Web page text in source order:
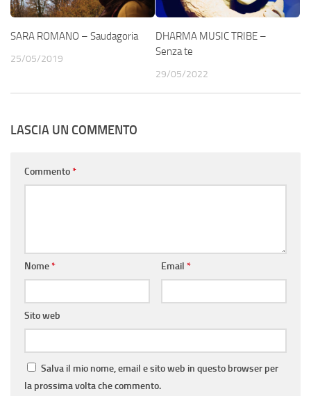
SARA ROMANO – Saudagoria
25/05/2019
DHARMA MUSIC TRIBE –
Senza te
29/05/2022
LASCIA UN COMMENTO
Commento*
Nome* Email *
Sito web
Salva il mio nome, email e sito web in questo browser per
la prossima volta che commento.